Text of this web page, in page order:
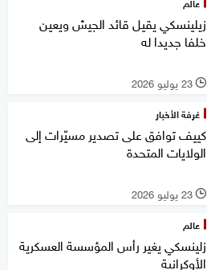
زيلينسكي يقيل قائد الجيش ويعين
خلفا جديدا له
l 23 يوليو 2026
غرفة الأخبار
كييف توافق على تصدير مسيّرات إلى
الولايات المتحدة
l 23 يوليو 2026
عالم
زلينسكي يغير رأس المؤسسة العسكرية
الأوكرانية